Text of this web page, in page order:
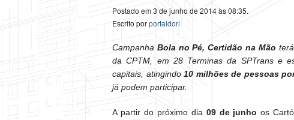
Postado em 3 de junho de 2014 às 08:35.
Escrito porportaldori
Campanha Bola no Pé, Certidão na Mão
da CPTM, em 28 Terminas da SPTrans e
capitais, atingindo10 milhões de pessoas
já podem participar.
A partir do próximo dia 09 de junho os